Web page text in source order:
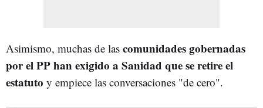
Asimismo, muchas de las comunidades gobernadas
por el PP han exigido a Sanidad que se retire el
estatuto y empiece las conversaciones "de cero".